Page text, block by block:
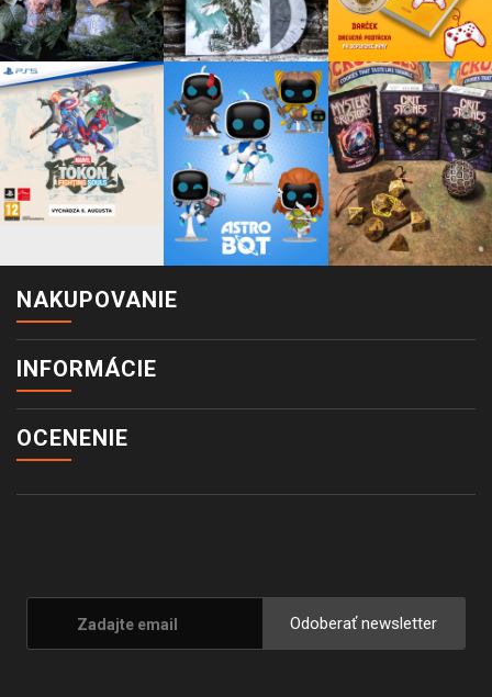
NAKUPOVANIE
INFORMÁCIE
OCENENIE
Odoberať newsletter